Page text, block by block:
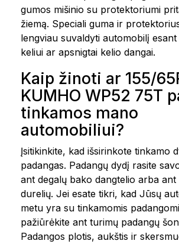
gumos mišinio su protektoriumi
žiemą. Speciali guma ir
lengviau suvaldyti automobilį esant
keliui ar apsnigtai kelio dangai.
Kaip žinoti ar 155/
KUMHO WP52 75T
tinkamos mano
automobiliui?
Įsitikinkite, kad išsirinkote tinkamo
padangas. Padangų dydį rasite
ant degalų bako dangtelio arba
durelių. Jei esate tikri, kad Jūsų
metu yra su tinkamomis
pažiūrėkite ant turimų padangų
Padangos plotis, aukštis ir